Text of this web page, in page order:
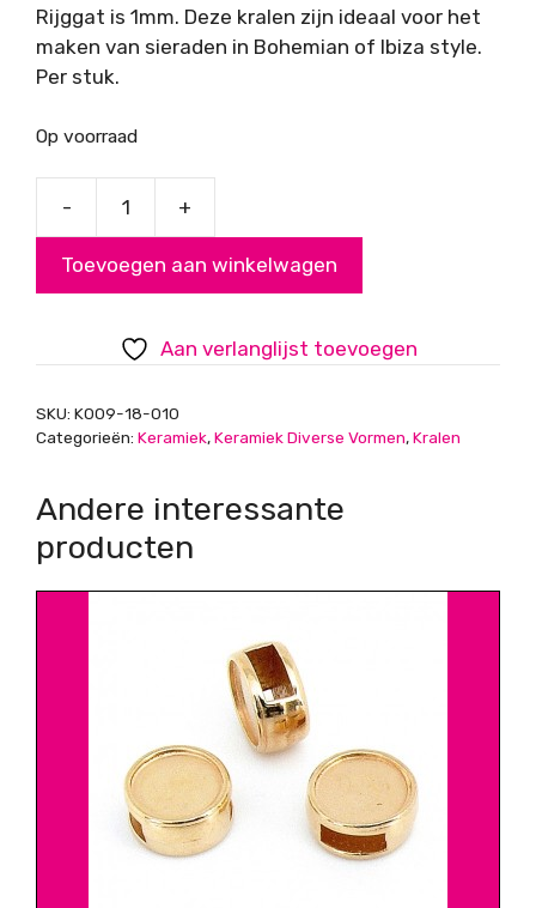
Rijggat is 1mm. Deze kralen zijn ideaal voor het
maken van sieraden in Bohemian of Ibiza style.
Per stuk.
Op voorraad
-
peace
25mm
aantal
+
Toevoegen aan winkelwagen
Aan verlanglijst toevoegen
SKU: K009-18-010
Categorieën: Keramiek,Keramiek Diverse Vormen,Kralen
Andere interessante
producten